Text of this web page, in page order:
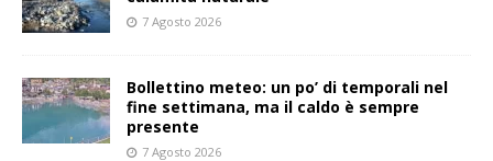
7 Agosto 2026
Bollettino meteo: un po’ di temporali nel
fine settimana, ma il caldo è sempre
presente
7 Agosto 2026